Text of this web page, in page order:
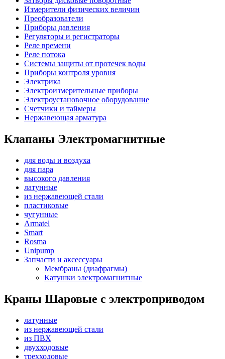
Измерители физических величин
Преобразователи
Приборы давления
Регуляторы и регистраторы
Реле времени
Реле потока
Системы защиты от протечек воды
Приборы контроля уровня
Электрика
Электроизмерительные приборы
Электроустановочное оборудование
Счетчики и таймеры
Нержавеющая арматура
Клапаны Электромагнитные
для воды и воздуха
для пара
высокого давления
латунные
из нержавеющей стали
пластиковые
чугунные
Armatel
Smart
Rosma
Unipump
Запчасти и аксессуары
Мембраны (диафрагмы)
Катушки электромагнитные
Краны Шаровые с электроприводом
латунные
из нержавеющей стали
из ПВХ
двухходовые
трехходовые